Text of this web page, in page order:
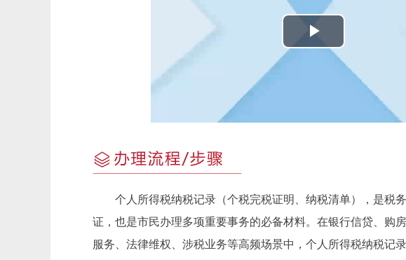
播
个人所得税纳税记录（个税完税证明、纳税清单），是税
证，也是市民办理多项重要事务的必备材料。在银行信贷、购
服务、法律维权、涉税业务等高频场景中，个人所得税纳税记